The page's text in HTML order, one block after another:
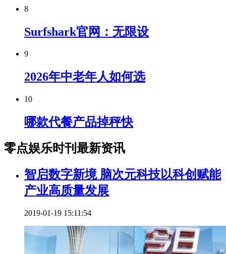
8
Surfshark官网：无限设
9
2026年中老年人如何选
10
哪款代餐产品掉秤快
零点娱乐时刊最新资讯
智启数字新境 脑次元科技以科创赋能
产业高质量发展
2019-01-19 15:11:54